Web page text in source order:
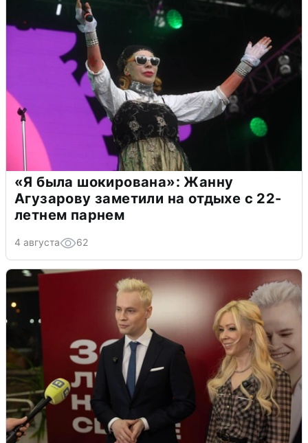
«Я была шокирована»: Жанну
Агузарову заметили на отдыхе с 22-
летнем парнем
4 августа 62